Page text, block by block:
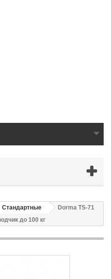
Стандартные
Dorma TS-71
до 100 кг